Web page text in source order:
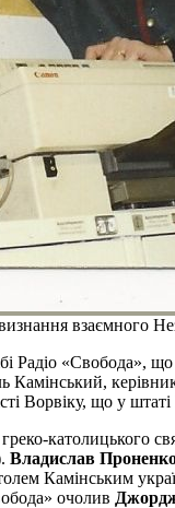
взаємного
Радіо «Свобода»,
Ворвіку, що у
католицького
Владислав
Камінським
очолив